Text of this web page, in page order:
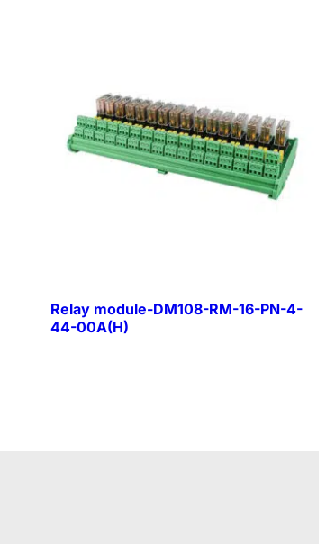
Relay module-DM108-RM-16-PN-4-
44-00A(H)